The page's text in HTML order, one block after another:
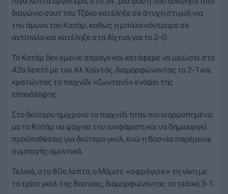
διαγώνιο σουτ του Τζέκο κατέληξε σε άτυχη στιγμή για
την άμυνα του Κατάρ, καθώς η μπάλα κόντραρε σε
αντίπαλο και κατέληξε στα δίχτυα για το 2-0.
Το Κατάρ δεν έμεινε άπραγο και κατάφερε να μειώσει στο
42ο λεπτό με τον Αλ Χαϊντός, διαμορφώνοντας το 2-1 και
κρατώντας το παιχνίδι «ζωντανό» ενόψει της
επανάληψης.
Στο δεύτερο ημίχρονο το παιχνίδι ήταν πιο ισορροπημένο,
με το Κατάρ να ψάχνει την ισοφάριση και να δημιουργεί
προϋποθέσεις για δεύτερο γκολ, ενώ η Βοσνία παρέμεινε
συμπαγής αμυντικά.
Τελικά, στο 80ο λεπτό, ο Μάμιτς «σφράγισε» τη νίκη με
το τρίτο γκολ της Βοσνίας, διαμορφώνοντας το τελικό 3-1.